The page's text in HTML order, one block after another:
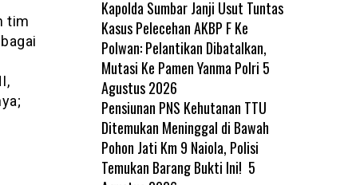
tim
Kapolda Sumbar Janji Usut Tuntas
Kasus Pelecehan AKBP F Ke
Polwan: Pelantikan Dibatalkan,
Mutasi Ke Pamen Yanma Polri 5
Agustus 2026
Pensiunan PNS Kehutanan TTU
Ditemukan Meninggal di Bawah
Pohon Jati Km 9 Naiola, Polisi
Temukan Barang Bukti Ini! 5